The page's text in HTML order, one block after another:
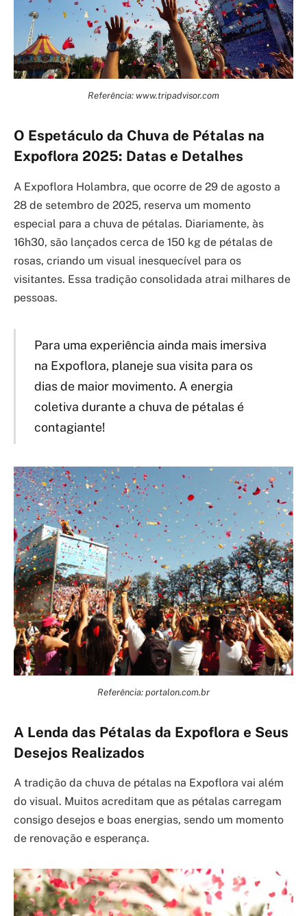
Referência: www.tripadvisor.com
O Espetáculo da Chuva de Pétalas na
Expoflora 2025: Datas e Detalhes
A Expoflora Holambra, que ocorre de 29 de agosto a
28 de setembro de 2025, reserva um momento
especial para a chuva de pétalas. Diariamente, às
16h30, são lançados cerca de 150 kg de pétalas de
rosas, criando um visual inesquecível para os
visitantes. Essa tradição consolidada atrai milhares de
pessoas.
Para uma experiência ainda mais imersiva
na Expoflora, planeje sua visita para os
dias de maior movimento. A energia
coletiva durante a chuva de pétalas é
contagiante!
Referência: portalon.com.br
A Lenda das Pétalas da Expoflora e Seus
Desejos Realizados
A tradição da chuva de pétalas na Expoflora vai além
do visual. Muitos acreditam que as pétalas carregam
consigo desejos e boas energias, sendo um momento
de renovação e esperança.